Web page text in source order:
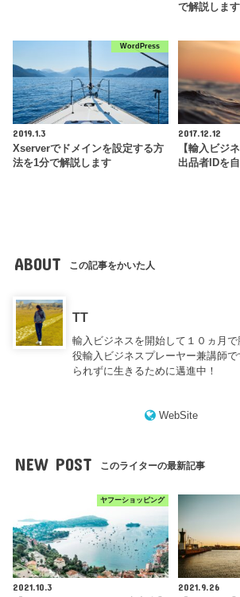
で解説します
WordPress
2019.1.3
Xserverでドメインを設定する方
法を1分で解説します
2017.12.12
【輸入ビジ
出品者IDを
ABOUT この記事をかいた人
TT
輸入ビジネスを開始して１０ヵ月
役輸入ビジネスプレーヤー兼講師
られずに生きるために邁進中！
WebSite
NEW POST このライターの最新記事
ヤフーショッピング
2021.10.3 2021.9.26